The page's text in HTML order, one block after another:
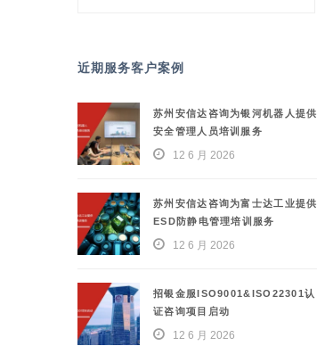
近期服务客户案例
苏州安信达咨询为银河机器人提供
安全管理人员培训服务
12 6 月 2026
苏州安信达咨询为富士达工业提供
ESD防静电管理培训服务
12 6 月 2026
招银金服ISO9001&ISO22301认
证咨询项目启动
12 6 月 2026